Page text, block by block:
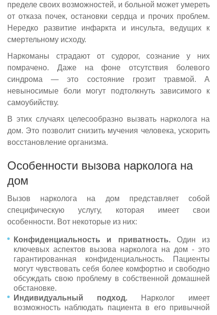
пределе своих возможностей, и больной может умереть
от отказа почек, остановки сердца и прочих проблем.
Нередко развитие инфаркта и инсульта, ведущих к
смертельному исходу.
Наркоманы страдают от судорог, сознание у них
помрачено. Даже на фоне отсутствия болевого
синдрома — это состояние грозит травмой. А
невыносимые боли могут подтолкнуть зависимого к
самоубийству.
В этих случаях целесообразно вызвать нарколога на
дом. Это позволит снизить мучения человека, ускорить
восстановление организма.
Особенности вызова нарколога на
дом
Вызов нарколога на дом представляет собой
специфическую услугу, которая имеет свои
особенности. Вот некоторые из них:
Конфиденциальность и приватность.Один из
ключевых аспектов вызова нарколога на дом - это
гарантированная конфиденциальность. Пациенты
могут чувствовать себя более комфортно и свободно
обсуждать свою проблему в собственной домашней
обстановке.
Индивидуальный подход. Нарколог имеет
возможность наблюдать пациента в его привычной